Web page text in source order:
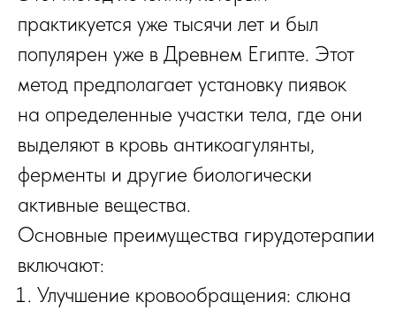
практикуется уже тысячи лет и был
популярен уже в Древнем Египте. Этот
метод предполагает установку пиявок
на определенные участки тела, где они
выделяют в кровь антикоагулянты,
ферменты и другие биологически
активные вещества.
Основные преимущества гирудотерапии
включают:
Улучшение кровообращения: слюна